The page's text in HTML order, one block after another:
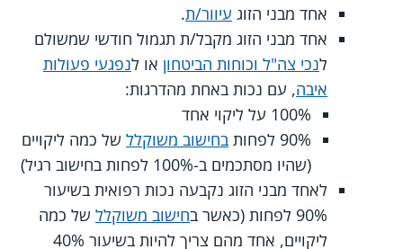
אחד מבני הזוג עיוור/ת.
אחד מבני הזוג מקבל/ת תגמול חודשי שמשולם
לנכי צה"ל וכוחות הביטחון או לנפגעי פעולות
איבה, עם נכות באחת מהדרגות:
100% על ליקוי אחד
90% לפחות
בחישוב משוקלל של כמה ליקויים
(שהיו מסתכמים ב-100% לפחות בחישוב רגיל)
לאחד מבני הזוג נקבעה נכות רפואית בשיעור
90% לפחות (כאשר ב
חישוב משוקלל של כמה
ליקויים, אחד מהם צריך להיות בשיעור 40%